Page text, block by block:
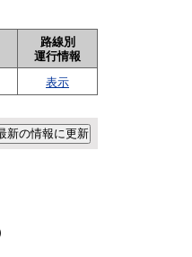
路線別
運行情報
表示